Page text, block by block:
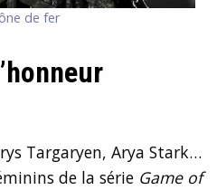
de fer
Targaryen, Arya Stark…
de la série Game of